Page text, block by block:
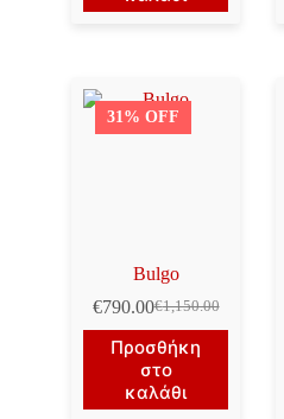
31% OFF
Bulgo
€1,150.00
Original
price
was:
€1,150.00.
€790.00Η
τρέχουσα
τιμή
είναι:
€790.00.
Προσθήκη
στο
καλάθι